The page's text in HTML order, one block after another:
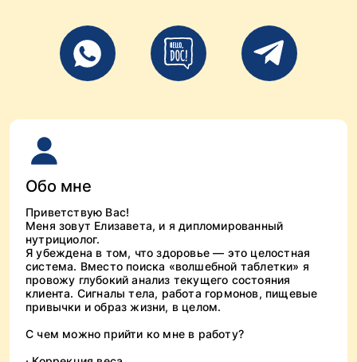
Обо мне
Приветствую Вас!
Меня зовут Елизавета, и я дипломированный
нутрициолог.
Я убеждена в том, что здоровье — это целостная
система. Вместо поиска «волшебной таблетки» я
провожу глубокий анализ текущего состояния
клиента. Сигналы тела, работа гормонов, пищевые
привычки и образ жизни, в целом.
С чем можно прийти ко мне в работу?